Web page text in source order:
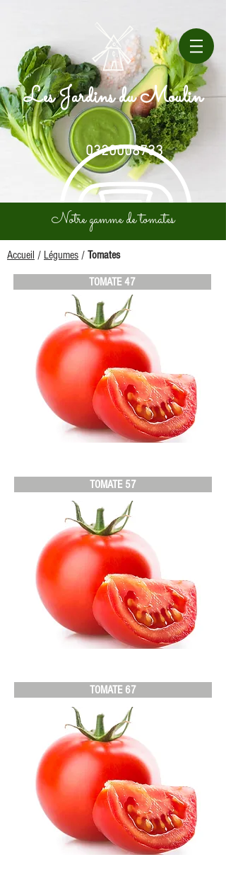
Les Jardins du Moulin
0320008733
Notre gamme de tomates
Accueil / Légumes / Tomates
TOMATE 47
TOMATE 57
TOMATE 67